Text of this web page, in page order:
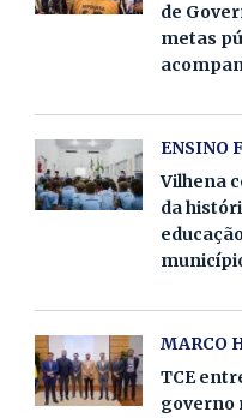
de
metas
ENSINO
Vilhena
da
MARCO
TCE
governo